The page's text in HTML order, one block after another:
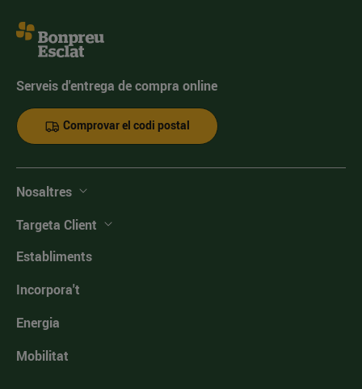
Serveis d'entrega de compra online
Comprovar el codi postal
Nosaltres
Targeta Client
Establiments
Incorpora't
Energia
Mobilitat